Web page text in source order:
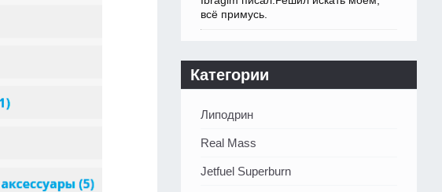
всё примусь.
Категории
Липодрин
Real Mass
Jetfuel Superburn